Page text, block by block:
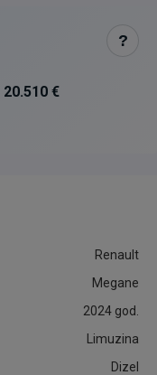
?
20.510 €
Renault
Megane
2024 god.
Limuzina
Dizel